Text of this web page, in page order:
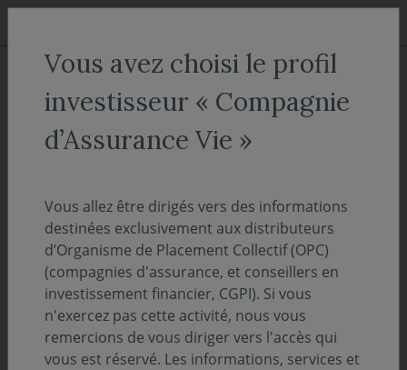
Aller au menu
Aller au contenu
ACCUEIL Nos fonds
Covéa Actions Monde A(C)
ISIN :FR0000939845
Valeur liquidative au 06/08/2026 : 381.42€
Sélectionnez une part
ACCÈS DIRECT
Vous avez choisi le profil
investisseur « Compagnie
d’Assurance Vie »
Vous allez être dirigés vers des informations
destinées exclusivement aux distributeurs
d’Organisme de Placement Collectif (OPC)
(compagnies d'assurance, et conseillers en
investissement financier, CGPI). Si vous
n'exercez pas cette activité, nous vous
remercions de vous diriger vers l'accès qui
vous est réservé. Les informations, services et